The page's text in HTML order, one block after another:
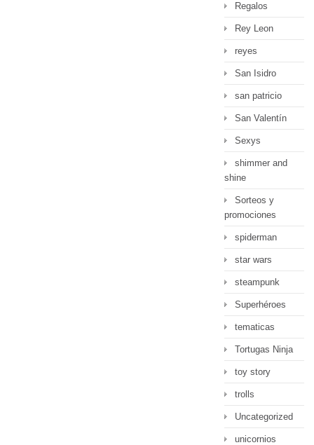
Regalos
Rey Leon
reyes
San Isidro
san patricio
San Valentín
Sexys
shimmer and
shine
Sorteos y
promociones
spiderman
star wars
steampunk
Superhéroes
tematicas
Tortugas Ninja
toy story
trolls
Uncategorized
unicornios